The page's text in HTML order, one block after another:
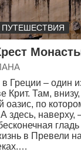
ПУТЕШЕСТВИЯ
Греции – один
Крит. Там,
оазис, по
здесь,
гладь
в Превели